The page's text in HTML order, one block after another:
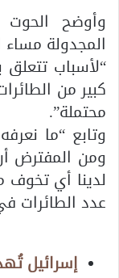
وأوضح
المجدولة مساء
“لأسباب تتعلق
كبير من
محتملة”.
وتابع “ما
ومن المفترض
لدينا أي
عدد الطائرات
إسرائيل